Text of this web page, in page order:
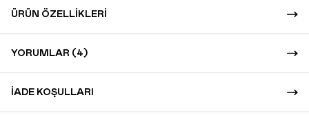
ÜRÜN ÖZELLIKLERI
YORUMLAR (4)
İADE KOŞULLARI